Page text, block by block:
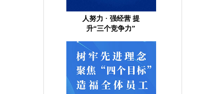
人努力 · 强经营 提
升“三个竞争力”